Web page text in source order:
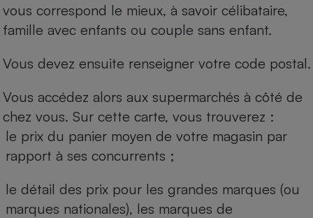
vous correspond le mieux, à savoir célibataire,
famille avec enfants ou couple sans enfant.
Vous devez ensuite renseigner votre code postal.
Vous accédez alors aux supermarchés à côté de
chez vous. Sur cette carte, vous trouverez :
le prix du panier moyen de votre magasin par
rapport à ses concurrents ;
le détail des prix pour les grandes marques (ou
marques nationales), les marques de